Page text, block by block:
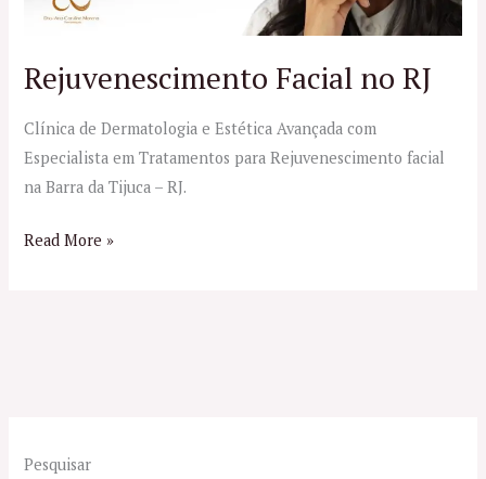
Rejuvenescimento Facial no RJ
Clínica de Dermatologia e Estética Avançada com
Especialista em Tratamentos para Rejuvenescimento facial
na Barra da Tijuca – RJ.
Read More »
Pesquisar